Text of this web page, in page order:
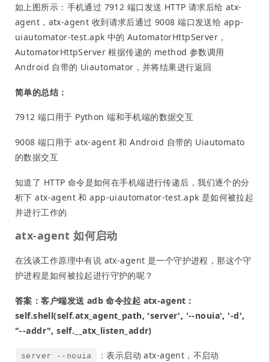
如上图所示：手机通过 7912 端口发送 HTTP 请求后给 atx-
agent，atx-agent 收到请求后通过 9008 端口发送给 app-
uiautomator-test.apk 中的 AutomatorHttpServer，
AutomatorHttpServer 根据传递的 method 参数调用
Android 自带的 Uiautomator，并将结果进行返回
简单的总结：
7912 端口用于 Python 端和手机端的数据交互
9008 端口用于 atx-agent 和 Android 自带的 Uiautomato
的数据交互
知道了 HTTP 命令是如何在手机端进行传递后，我们逐个的分
析下 atx-agent 和 app-uiautomator-test.apk 是如何被拉起
并进行工作的
atx-agent 如何启动
在浅谈工作原理中有说 atx-agent 是一个守护进程，那这个守
护进程是如何被拉起进行守护的呢？
答案：客户端发送 adb 命令拉起 atx-agent：
self.shell(self.atx_agent_path, 'server', '--nouia', '-d',
"--addr", self.__atx_listen_addr)
server --nouia
：表示启动 atx-agent，不启动